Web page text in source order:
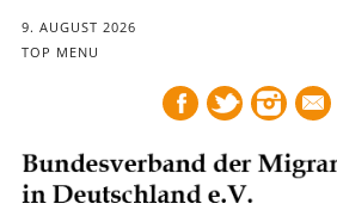
9. AUGUST 2026
TOP MENU
mail